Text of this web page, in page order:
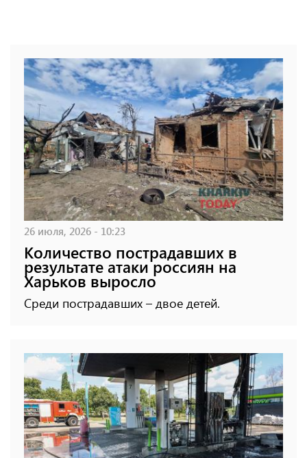
26 июля, 2026 - 10:23
Количество пострадавших в
результате атаки россиян на
Харьков выросло
Среди пострадавших – двое детей.